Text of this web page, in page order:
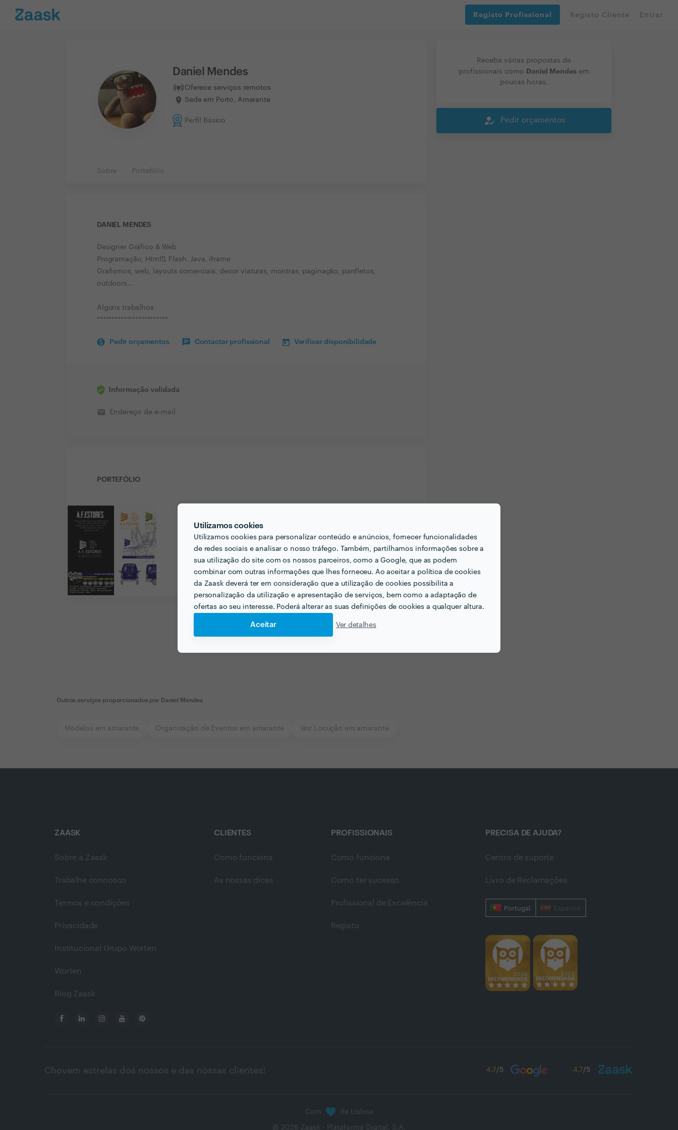
Utilizamos cookies
Utilizamos cookies para personalizar conteúdo e anúncios, fornecer funcionalidades
de redes sociais e analisar o nosso tráfego. Também, partilhamos informações sobre a
sua utilização do site com os nossos parceiros, como a Google, que as podem
combinar com outras informações que lhes forneceu. Ao aceitar a política de cookies
da Zaask deverá ter em consideração que a utilização de cookies possibilita a
personalização da utilização e apresentação de serviços, bem como a adaptação de
ofertas ao seu interesse. Poderá alterar as suas definições de cookies a qualquer altura.
Aceitar Ver detalhes
Registo Profissional Registo Cliente Entrar
Daniel Mendes
Oferece serviços remotos
Sede em Porto, Amarante
Perfil Básico
Sobre Portefólio
DANIEL MENDES
Designer Gráfico & Web
Programação, Html5, Flash, Java, iframe
Grafismos, web, layouts comerciais, decor viaturas, montras, paginação, panfletos,
outdoors...
Alguns trabalhos
************************
Pedir orçamentos Contactar profissional Verificar disponibilidade
Informação validada
email Endereço de e-mail
PORTEFÓLIO
Receba várias propostas de
profissionais como Daniel Mendes em
poucas horas.
how_to_reg Pedir orçamentos
Outros serviços proporcionados por Daniel Mendes
Modelos em amarante Organização de Eventos em amarante Voz Locução em amarante
ZAASK
Sobre a Zaask
Trabalhe connosco
Termos e condições
Privacidade
Institucional Grupo Worten
Worten
Blog Zaask
CLIENTES
Como funciona
As nossas dicas
PROFISSIONAIS
Como funciona
Como ter sucesso
Profissional de Excelência
Registo
PRECISA DE AJUDA?
Centro de suporte
Livro de Reclamações
Portugal Espanha
Chovem estrelas dos nossos e das nossas clientes! 4.7/5 4.7/5
Com de Lisboa
@ 2026 Zaask - Plataforma Digital, S.A.